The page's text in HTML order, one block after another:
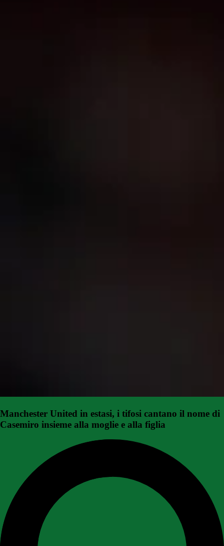
Manchester United in estasi, i tifosi cantano il nome di
Casemiro insieme alla moglie e alla figlia